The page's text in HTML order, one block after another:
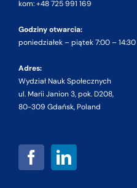
kom: +48 725 991 169
Godziny otwarcia:
poniedziałek – piątek 7:00 – 14:30
Adres:
Wydział Nauk Społecznych
ul. Marii Janion 3, pok. D208,
80-309 Gdańsk, Poland